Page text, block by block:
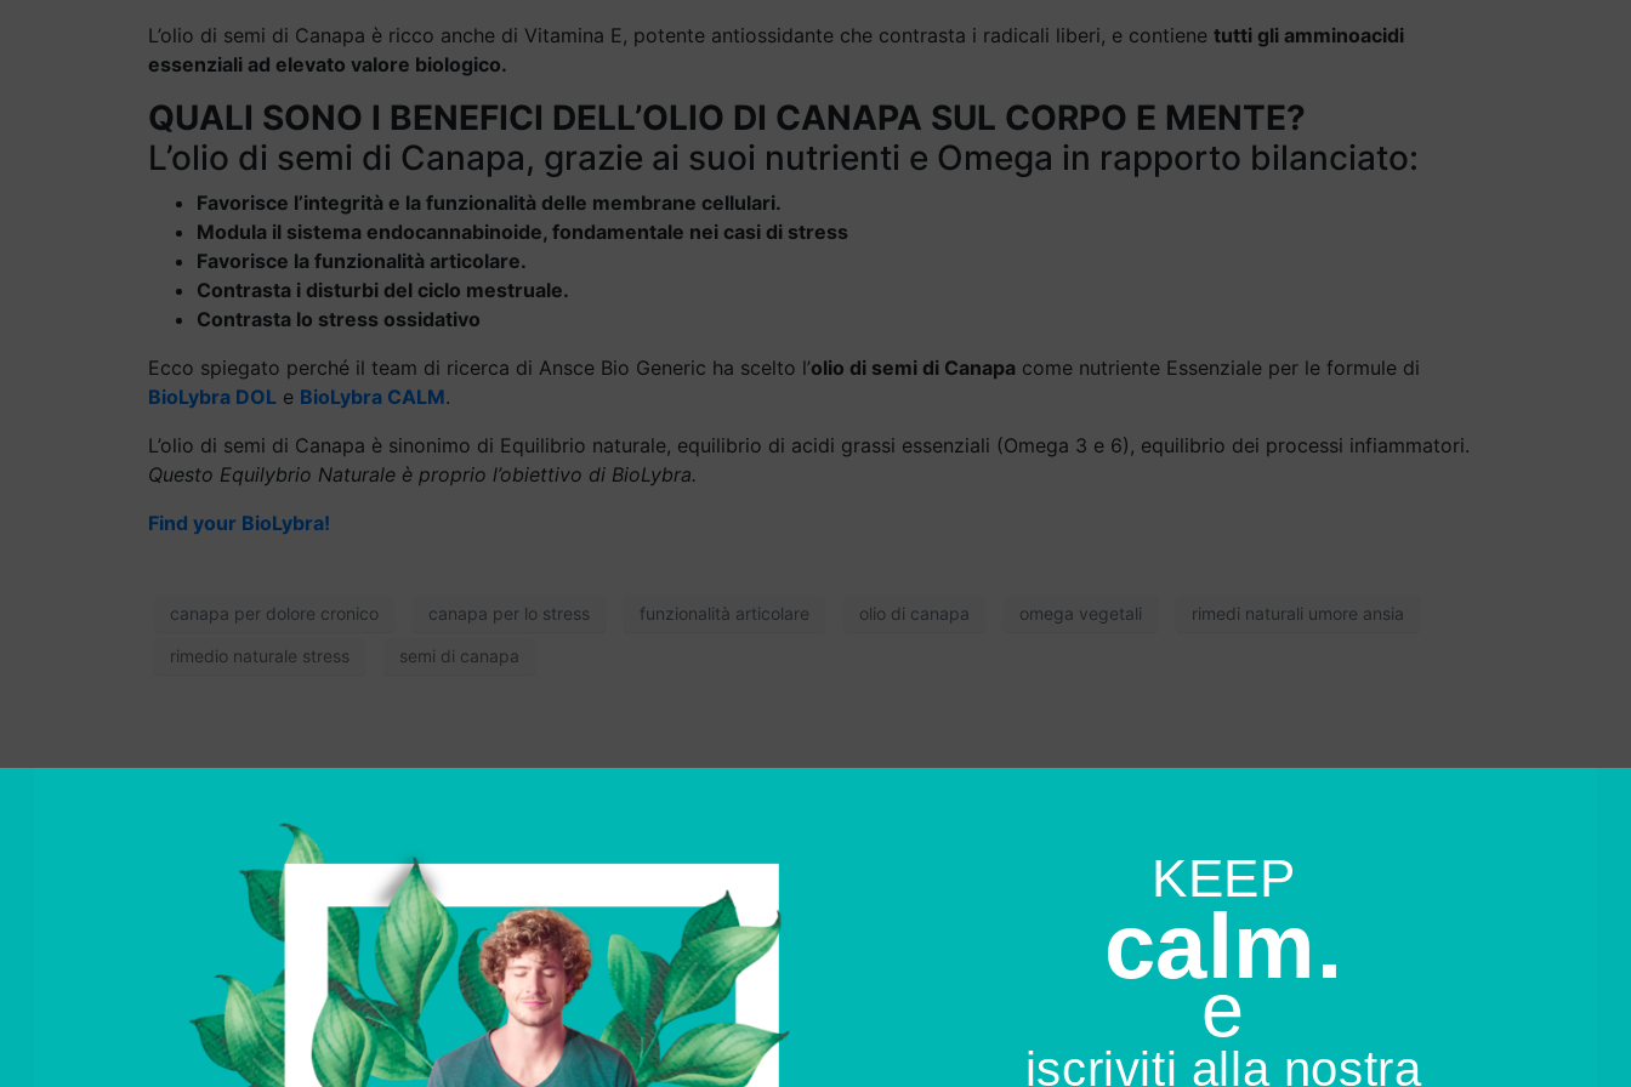
L’olio di semi di Canapa è ricco anche di Vitamina E, potente antiossidante che contrasta i radicali liberi, e contiene tutti gli amminoacidi
essenziali ad elevato valore biologico.
QUALI SONO I BENEFICI DELL’OLIO DI CANAPA SUL CORPO E MENTE?
L’olio di semi di Canapa, grazie ai suoi nutrienti e Omega in rapporto bilanciato:
Favorisce l’integrità e la funzionalità delle membrane cellulari.
Modula il sistema endocannabinoide, fondamentale nei casi di stress
Favorisce la funzionalità articolare.
Contrasta i disturbi del ciclo mestruale.
Contrasta lo stress ossidativo
Ecco spiegato perché il team di ricerca di Ansce Bio Generic ha scelto l’olio di semi di Canapa come nutriente Essenziale per le formule di
BioLybra DOL e BioLybra CALM.
L’olio di semi di Canapa è sinonimo di Equilibrio naturale, equilibrio di acidi grassi essenziali (Omega 3 e 6), equilibrio dei processi infiammatori.
Questo Equilybrio Naturale è proprio l’obiettivo di BioLybra.
Find your BioLybra!
canapa per dolore cronico canapa per lo stress funzionalità articolare olio di canapa omega vegetali rimedi naturali umore ansia
rimedio naturale stress semi di canapa
KEEP
calm.
e
iscriviti alla nostra